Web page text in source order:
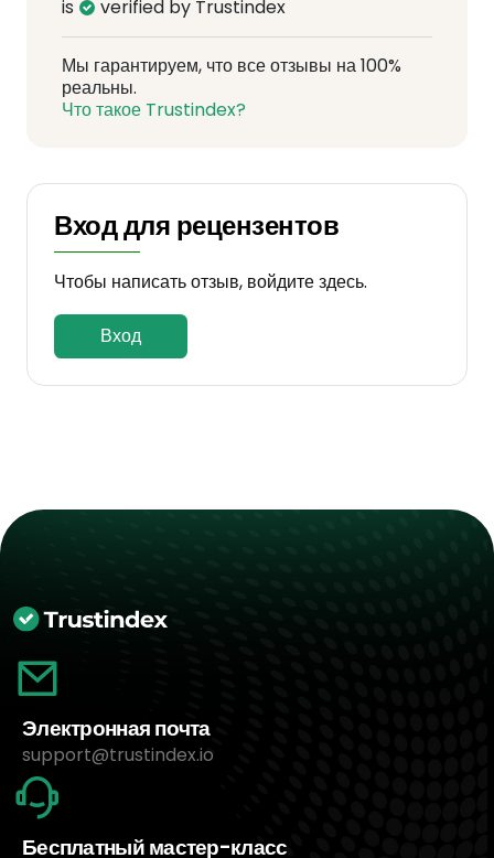
is verified by Trustindex
Мы гарантируем, что все отзывы на 100%
реальны.
Что такое Trustindex?
Вход для рецензентов
Чтобы написать отзыв, войдите здесь.
Вход
Электронная почта
support@trustindex.io
Бесплатный мастер-класс